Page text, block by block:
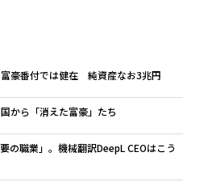
富豪番付では健在 純資産なお3兆円
から「消えた富豪」たち
の職業」。機械翻訳DeepL CEOはこう